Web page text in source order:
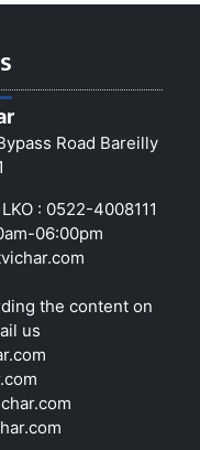
Road Bareilly
: 0522-4008111
06:00pm
the content on
us